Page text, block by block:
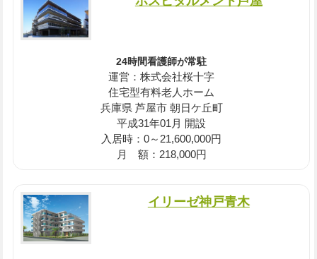
24時間看護師が常駐
運営：株式会社桜十字
住宅型有料老人ホーム
兵庫県 芦屋市 朝日ケ丘町
平成31年01月 開設
入居時：0～21,600,000円
月 額：218,000円
イリーゼ神戸青木